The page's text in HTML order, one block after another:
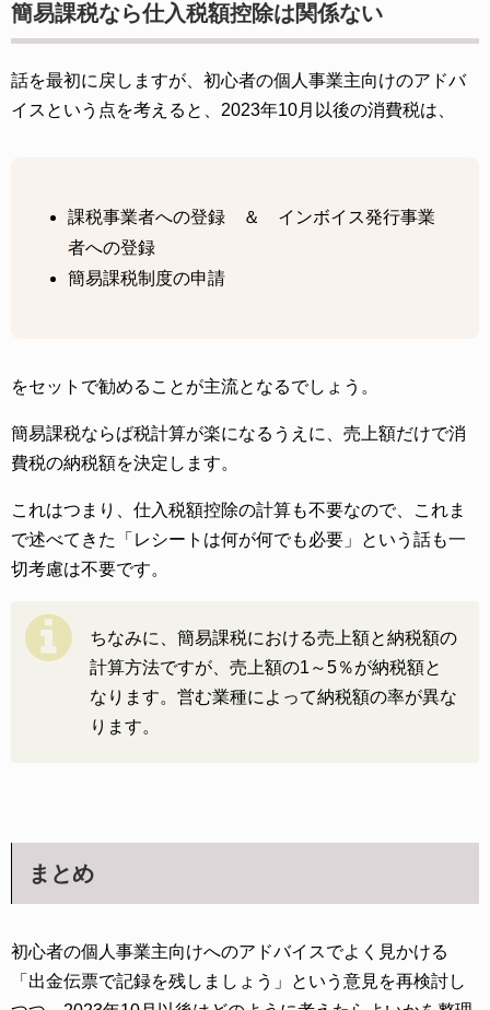
簡易課税なら仕入税額控除は関係ない
話を最初に戻しますが、初心者の個人事業主向けのアドバ
イスという点を考えると、2023年10月以後の消費税は、
課税事業者への登録 ＆ インボイス発行事業
者への登録
簡易課税制度の申請
をセットで勧めることが主流となるでしょう。
簡易課税ならば税計算が楽になるうえに、売上額だけで消
費税の納税額を決定します。
これはつまり、仕入税額控除の計算も不要なので、これま
で述べてきた「レシートは何が何でも必要」という話も一
切考慮は不要です。
ちなみに、簡易課税における売上額と納税額の
計算方法ですが、売上額の1～5％が納税額と
なります。営む業種によって納税額の率が異な
ります。
まとめ
初心者の個人事業主向けへのアドバイスでよく見かける
「出金伝票で記録を残しましょう」という意見を再検討し